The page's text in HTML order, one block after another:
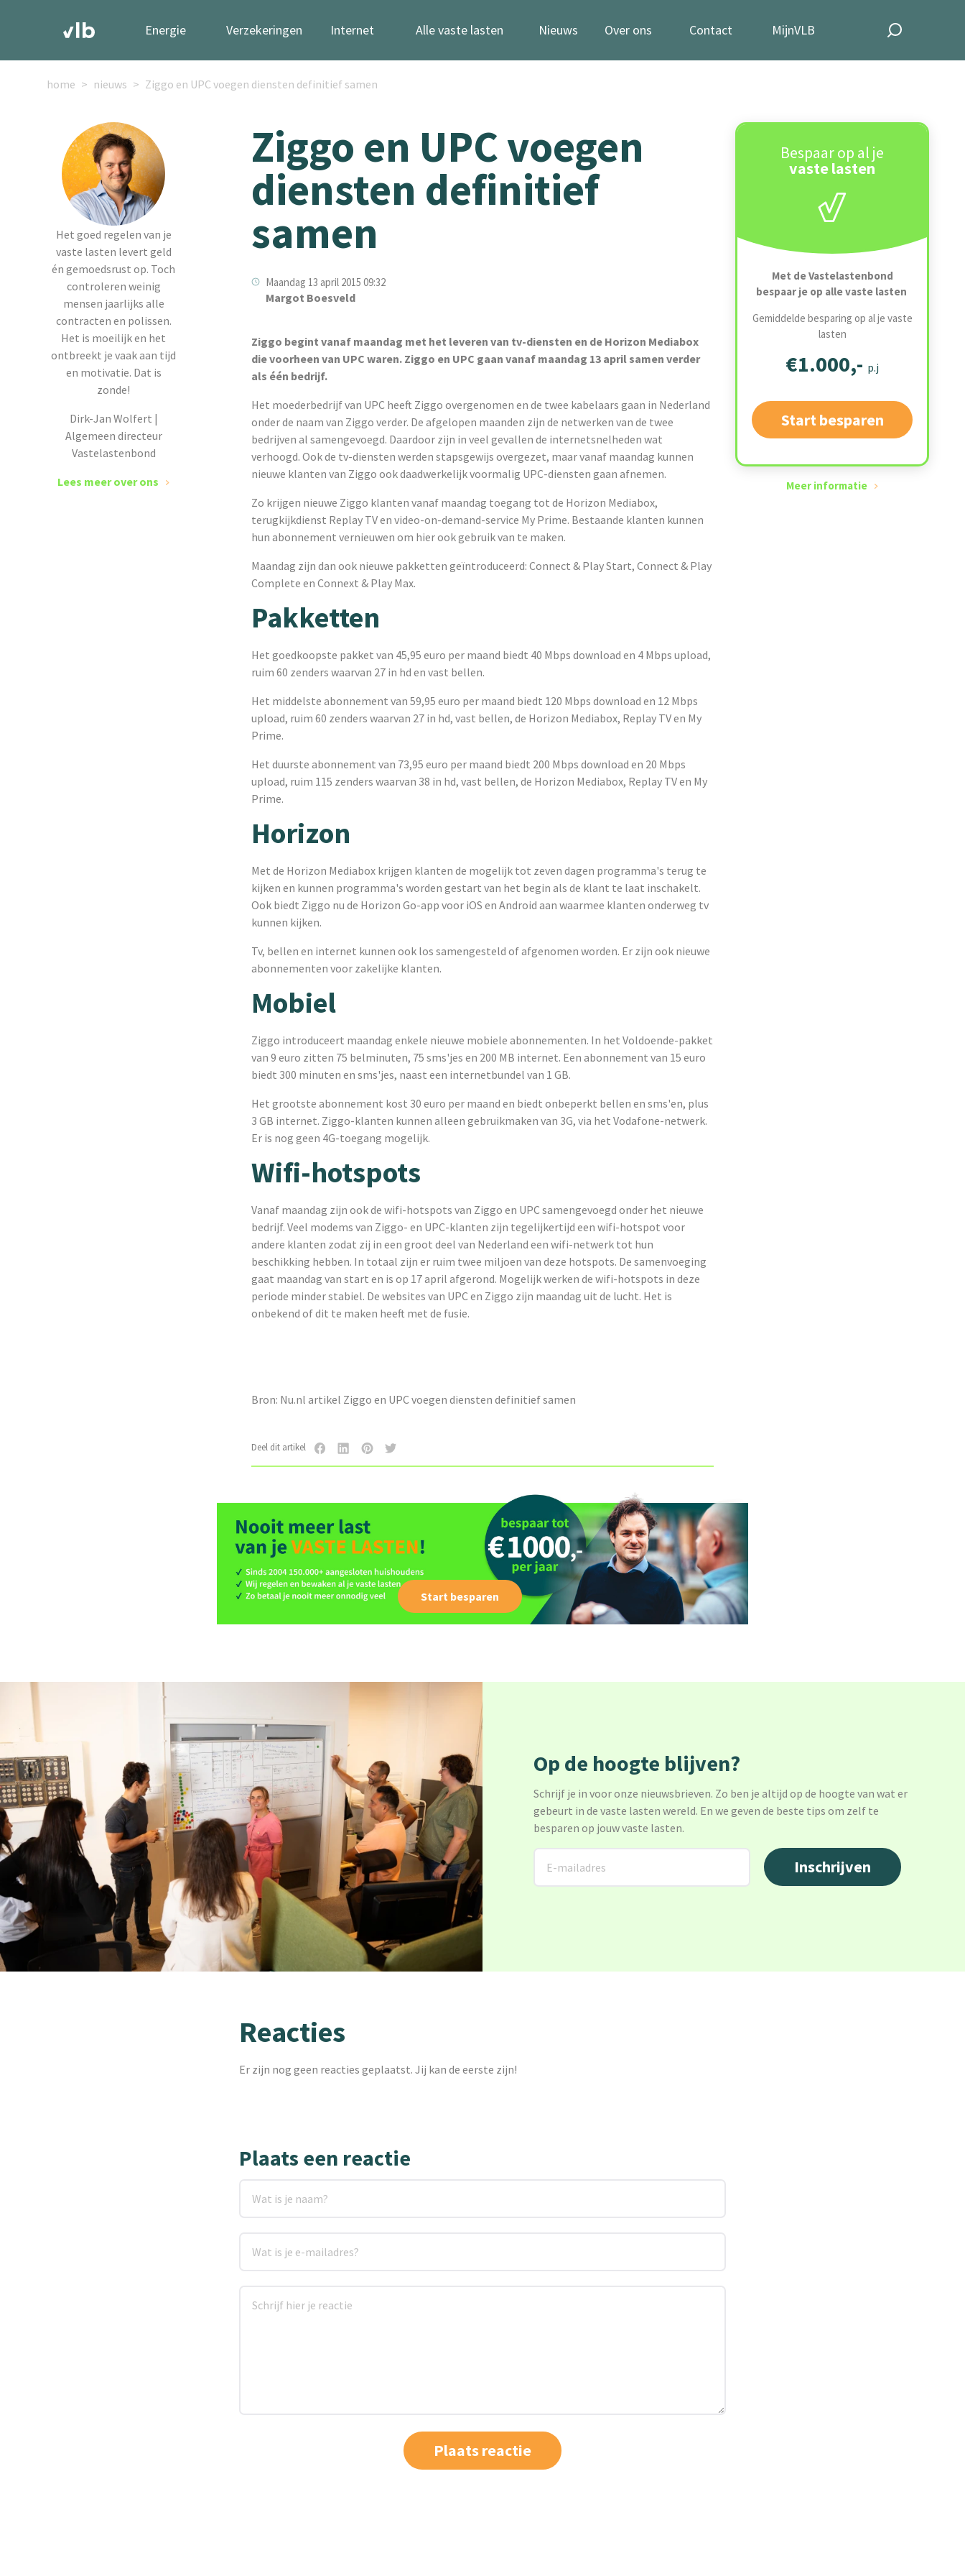
Energie Verzekeringen Internet Alle vaste lasten Nieuws Over ons Contact MijnVLB
home nieuws Ziggo en UPC voegen diensten definitief samen
Het goed regelen van je
vaste lasten levert geld
én gemoedsrust op. Toch
controleren weinig
mensen jaarlijks alle
contracten en polissen.
Het is moeilijk en het
ontbreekt je vaak aan tijd
en motivatie. Dat is
zonde!
Dirk-Jan Wolfert |
Algemeen directeur
Vastelastenbond
Lees meer over ons
Bespaar op al je
vaste lasten
Met de Vastelastenbond
bespaar je op alle vaste lasten
Gemiddelde besparing op al je vaste
lasten
€1.000,- p.j
Start besparen
Meer informatie
Ziggo en UPC voegen
diensten definitief
samen
Maandag 13 april 2015 09:32
Margot Boesveld
Ziggo begint vanaf maandag met het leveren van tv-diensten en de Horizon Mediabox
die voorheen van UPC waren. Ziggo en UPC gaan vanaf maandag 13 april samen verder
als één bedrijf.
Het moederbedrijf van UPC heeft Ziggo overgenomen en de twee kabelaars gaan in Nederland
onder de naam van Ziggo verder. De afgelopen maanden zijn de netwerken van de twee
bedrijven al samengevoegd. Daardoor zijn in veel gevallen de internetsnelheden wat
verhoogd. Ook de tv-diensten werden stapsgewijs overgezet, maar vanaf maandag kunnen
nieuwe klanten van Ziggo ook daadwerkelijk voormalig UPC-diensten gaan afnemen.
Zo krijgen nieuwe Ziggo klanten vanaf maandag toegang tot de Horizon Mediabox,
terugkijkdienst Replay TV en video-on-demand-service My Prime. Bestaande klanten kunnen
hun abonnement vernieuwen om hier ook gebruik van te maken.
Maandag zijn dan ook nieuwe pakketten geïntroduceerd: Connect & Play Start, Connect & Play
Complete en Connext & Play Max.
Pakketten
Het goedkoopste pakket van 45,95 euro per maand biedt 40 Mbps download en 4 Mbps upload,
ruim 60 zenders waarvan 27 in hd en vast bellen.
Het middelste abonnement van 59,95 euro per maand biedt 120 Mbps download en 12 Mbps
upload, ruim 60 zenders waarvan 27 in hd, vast bellen, de Horizon Mediabox, Replay TV en My
Prime.
Het duurste abonnement van 73,95 euro per maand biedt 200 Mbps download en 20 Mbps
upload, ruim 115 zenders waarvan 38 in hd, vast bellen, de Horizon Mediabox, Replay TV en My
Prime.
Horizon
Met de Horizon Mediabox krijgen klanten de mogelijk tot zeven dagen programma's terug te
kijken en kunnen programma's worden gestart van het begin als de klant te laat inschakelt.
Ook biedt Ziggo nu de Horizon Go-app voor iOS en Android aan waarmee klanten onderweg tv
kunnen kijken.
Tv, bellen en internet kunnen ook los samengesteld of afgenomen worden. Er zijn ook nieuwe
abonnementen voor zakelijke klanten.
Mobiel
Ziggo introduceert maandag enkele nieuwe mobiele abonnementen. In het Voldoende-pakket
van 9 euro zitten 75 belminuten, 75 sms'jes en 200 MB internet. Een abonnement van 15 euro
biedt 300 minuten en sms'jes, naast een internetbundel van 1 GB.
Het grootste abonnement kost 30 euro per maand en biedt onbeperkt bellen en sms'en, plus
3 GB internet. Ziggo-klanten kunnen alleen gebruikmaken van 3G, via het Vodafone-netwerk.
Er is nog geen 4G-toegang mogelijk.
Wifi-hotspots
Vanaf maandag zijn ook de wifi-hotspots van Ziggo en UPC samengevoegd onder het nieuwe
bedrijf. Veel modems van Ziggo- en UPC-klanten zijn tegelijkertijd een wifi-hotspot voor
andere klanten zodat zij in een groot deel van Nederland een wifi-netwerk tot hun
beschikking hebben. In totaal zijn er ruim twee miljoen van deze hotspots. De samenvoeging
gaat maandag van start en is op 17 april afgerond. Mogelijk werken de wifi-hotspots in deze
periode minder stabiel. De websites van UPC en Ziggo zijn maandag uit de lucht. Het is
onbekend of dit te maken heeft met de fusie.
Bron: Nu.nl artikel Ziggo en UPC voegen diensten definitief samen
Deel dit artikel
Start besparen
Op de hoogte blijven?
Schrijf je in voor onze nieuwsbrieven. Zo ben je altijd op de hoogte van wat er
gebeurt in de vaste lasten wereld. En we geven de beste tips om zelf te
besparen op jouw vaste lasten.
Reacties
Er zijn nog geen reacties geplaatst. Jij kan de eerste zijn!
Plaats een reactie